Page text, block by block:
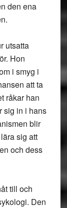
den ena
utsatta
Hon
i smyg i
att ta
råkar han
sig in i hans
blir
sig att
och dess
till och
Den